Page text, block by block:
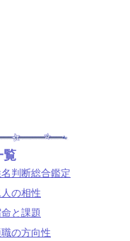
覧
判断総合鑑定
人の相性
と課題
の方向性